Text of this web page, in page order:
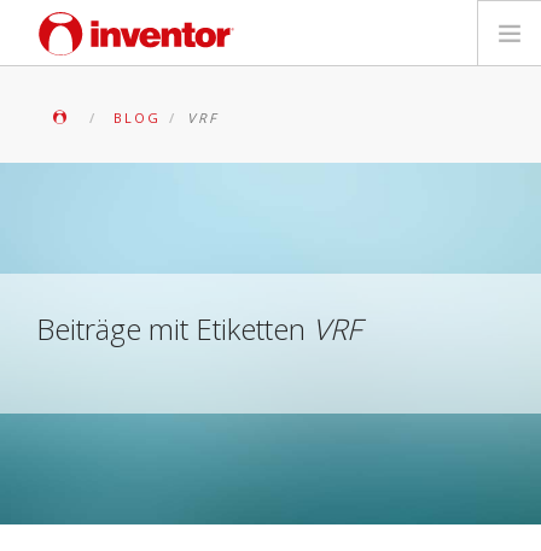
Medienbibliothek
SUCHE
BLOG VRF
Beiträge mit Etiketten VRF